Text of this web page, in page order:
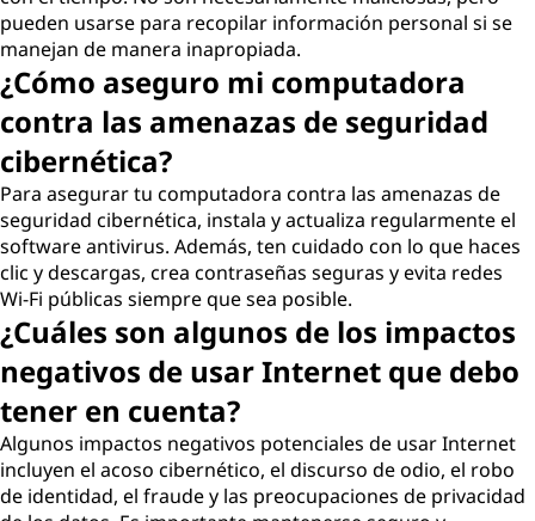
pueden usarse para recopilar información personal si se
manejan de manera inapropiada.
¿Cómo aseguro mi computadora
contra las amenazas de seguridad
cibernética?
Para asegurar tu computadora contra las amenazas de
seguridad cibernética, instala y actualiza regularmente el
software antivirus. Además, ten cuidado con lo que haces
clic y descargas, crea contraseñas seguras y evita redes
Wi-Fi públicas siempre que sea posible.
¿Cuáles son algunos de los impactos
negativos de usar Internet que debo
tener en cuenta?
Algunos impactos negativos potenciales de usar Internet
incluyen el acoso cibernético, el discurso de odio, el robo
de identidad, el fraude y las preocupaciones de privacidad